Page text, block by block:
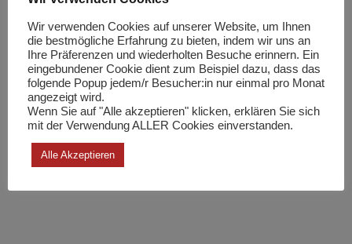
Wir verwenden Cookies auf unserer Website, um Ihnen
die bestmögliche Erfahrung zu bieten, indem wir uns an
Ihre Präferenzen und wiederholten Besuche erinnern. Ein
eingebundener Cookie dient zum Beispiel dazu, dass das
folgende Popup jedem/r Besucher:in nur einmal pro Monat
angezeigt wird.
Wenn Sie auf "Alle akzeptieren" klicken, erklären Sie sich
mit der Verwendung ALLER Cookies einverstanden.
Alle Akzeptieren